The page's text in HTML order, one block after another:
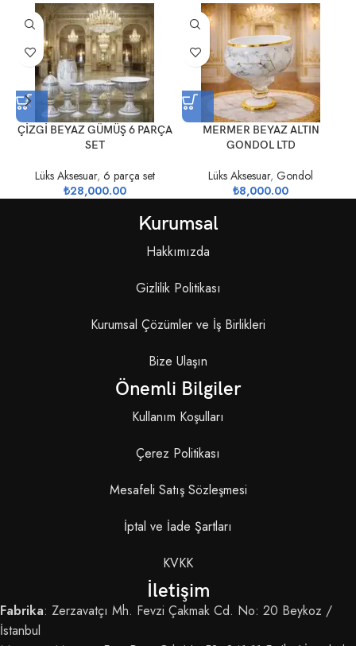
ÇİZGİ BEYAZ GÜMÜŞ 6 PARÇA
SET
Lüks Aksesuar, 6 parça set
₺28,000.00
MERMER BEYAZ ALTIN
GONDOL LTD
Lüks Aksesuar, Gondol
₺8,000.00
Kurumsal
Hakkımızda
Gizlilik Politikası
Kurumsal Çözümler ve İş Birlikleri
Bize Ulaşın
Önemli Bilgiler
Kullanım Koşulları
Çerez Politikası
Mesafeli Satış Sözleşmesi
İptal ve İade Şartları
KVKK
İletişim
Fabrika: Zerzavatçı Mh. Fevzi Çakmak Cd. No: 20 Beykoz /
İstanbul